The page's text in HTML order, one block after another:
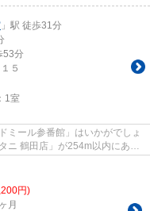
」駅 徒歩31分
53分
５
1室
ミール参番館」はいかがでしょ
ニ 鶴田店」が254m以内にあり
円)
月